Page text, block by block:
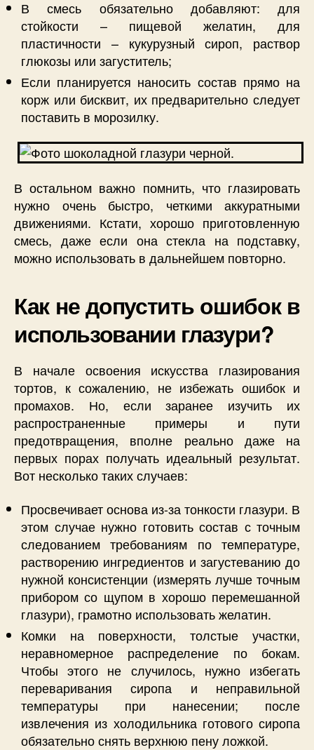
В смесь обязательно добавляют: для
стойкости – пищевой желатин, для
пластичности – кукурузный сироп, раствор
глюкозы или загуститель;
Если планируется наносить состав прямо на
корж или бисквит, их предварительно следует
поставить в морозилку.
В остальном важно помнить, что глазировать
нужно очень быстро, четкими аккуратными
движениями. Кстати, хорошо приготовленную
смесь, даже если она стекла на подставку,
можно использовать в дальнейшем повторно.
Как не допустить ошибок в
использовании глазури?
В начале освоения искусства глазирования
тортов, к сожалению, не избежать ошибок и
промахов. Но, если заранее изучить их
распространенные примеры и пути
предотвращения, вполне реально даже на
первых порах получать идеальный результат.
Вот несколько таких случаев:
Просвечивает основа из-за тонкости глазури. В
этом случае нужно готовить состав с точным
следованием требованиям по температуре,
растворению ингредиентов и загустеванию до
нужной консистенции (измерять лучше точным
прибором со щупом в хорошо перемешанной
глазури), грамотно использовать желатин.
Комки на поверхности, толстые участки,
неравномерное распределение по бокам.
Чтобы этого не случилось, нужно избегать
переваривания сиропа и неправильной
температуры при нанесении; после
извлечения из холодильника готового сиропа
обязательно снять верхнюю пену ложкой.